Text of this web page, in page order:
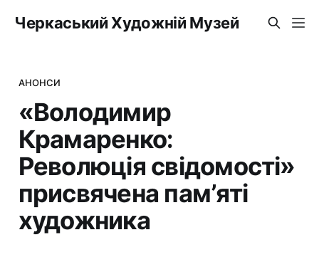
Черкаський Художній Музей
АНОНСИ
«Володимир
Крамаренко:
Революція свідомості»
присвячена пам’яті
художника